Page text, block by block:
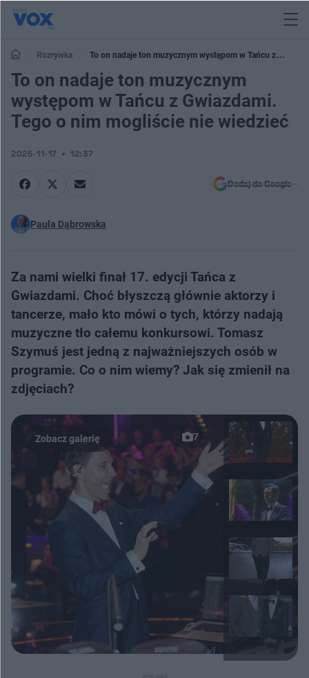
Rozrywka
To on nadaje ton muzycznym występom w Tańcu z
Gwiazdami. Tego o nim mogliście nie wiedzieć
To on nadaje ton muzycznym
występom w Tańcu z Gwiazdami.
Tego o nim mogliście nie wiedzieć
2025-11-17 12:37
Dodaj do Google
Paula Dąbrowska
Za nami wielki finał 17. edycji Tańca z
Gwiazdami. Choć błyszczą głównie aktorzy i
tancerze, mało kto mówi o tych, którzy nadają
muzyczne tło całemu konkursowi. Tomasz
Szymuś jest jedną z najważniejszych osób w
programie. Co o nim wiemy? Jak się zmienił na
zdjęciach?
7